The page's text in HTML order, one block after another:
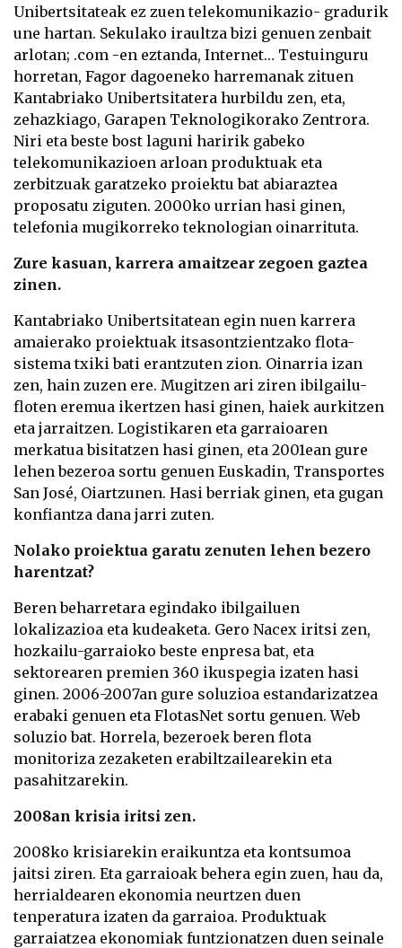
Unibertsitateak ez zuen telekomunikazio- gradurik
une hartan. Sekulako iraultza bizi genuen zenbait
arlotan; .com -en eztanda, Internet… Testuinguru
horretan, Fagor dagoeneko harremanak zituen
Kantabriako Unibertsitatera hurbildu zen, eta,
zehazkiago, Garapen Teknologikorako Zentrora.
Niri eta beste bost laguni haririk gabeko
telekomunikazioen arloan produktuak eta
zerbitzuak garatzeko proiektu bat abiaraztea
proposatu ziguten. 2000ko urrian hasi ginen,
telefonia mugikorreko teknologian oinarrituta.
Zure kasuan, karrera amaitzear zegoen gaztea
zinen.
Kantabriako Unibertsitatean egin nuen karrera
amaierako proiektuak itsasontzientzako flota-
sistema txiki bati erantzuten zion. Oinarria izan
zen, hain zuzen ere. Mugitzen ari ziren ibilgailu-
floten eremua ikertzen hasi ginen, haiek aurkitzen
eta jarraitzen. Logistikaren eta garraioaren
merkatua bisitatzen hasi ginen, eta 2001ean gure
lehen bezeroa sortu genuen Euskadin, Transportes
San José, Oiartzunen. Hasi berriak ginen, eta gugan
konfiantza dana jarri zuten.
Nolako proiektua garatu zenuten lehen bezero
harentzat?
Beren beharretara egindako ibilgailuen
lokalizazioa eta kudeaketa. Gero Nacex iritsi zen,
hozkailu-garraioko beste enpresa bat, eta
sektorearen premien 360 ikuspegia izaten hasi
ginen. 2006-2007an gure soluzioa estandarizatzea
erabaki genuen eta FlotasNet sortu genuen. Web
soluzio bat. Horrela, bezeroek beren flota
monitoriza zezaketen erabiltzailearekin eta
pasahitzarekin.
2008an krisia iritsi zen.
2008ko krisiarekin eraikuntza eta kontsumoa
jaitsi ziren. Eta garraioak behera egin zuen, hau da,
herrialdearen ekonomia neurtzen duen
tenperatura izaten da garraioa. Produktuak
garraiatzea ekonomiak funtzionatzen duen seinale